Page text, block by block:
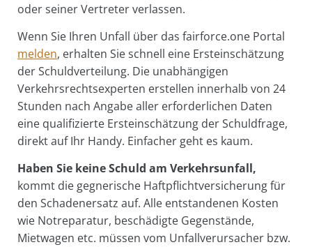
oder seiner Vertreter verlassen.
Wenn Sie Ihren Unfall über das fairforce.one Portal
melden, erhalten Sie schnell eine Ersteinschätzung
der Schuldverteilung. Die unabhängigen
Verkehrsrechtsexperten erstellen innerhalb von 24
Stunden nach Angabe aller erforderlichen Daten
eine qualifizierte Ersteinschätzung der Schuldfrage,
direkt auf Ihr Handy. Einfacher geht es kaum.
Haben Sie keine Schuld am Verkehrsunfall,
kommt die gegnerische Haftpflichtversicherung für
den Schadenersatz auf. Alle entstandenen Kosten
wie Notreparatur, beschädigte Gegenstände,
Mietwagen etc. müssen vom Unfallverursacher bzw.